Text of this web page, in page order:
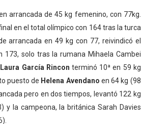
arrancada de 45 kg femenino, con 77kg.
en el total olímpico con 164 tras la turca
arrancada en 49 kg con 77, reivindicó el
solo tras la rumana Mihaela Cambei
Laura García Rincon terminó 10ª en 59 kg
puesto de Helena Avendano en 64 kg (98
pero en dos tiempos, levantó 122 kg
y la campeona, la británica Sarah Davies